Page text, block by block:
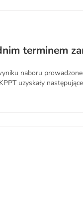
terminem
naboru
uzyskały